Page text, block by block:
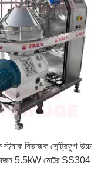
বিভাজক সেন্ট্রিফুগ উচ্চ
5.5kW মোটর SS304